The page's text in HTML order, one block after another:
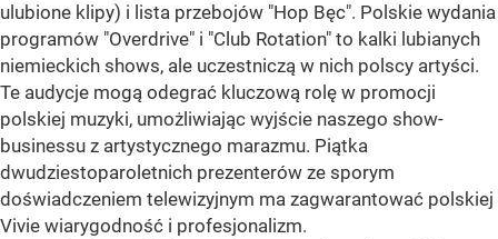
ulubione klipy) i lista przebojów "Hop Bęc". Polskie wydania
programów "Overdrive" i "Club Rotation" to kalki lubianych
niemieckich shows, ale uczestniczą w nich polscy artyści.
Te audycje mogą odegrać kluczową rolę w promocji
polskiej muzyki, umożliwiając wyjście naszego show-
businessu z artystycznego marazmu. Piątka
dwudziestoparoletnich prezenterów ze sporym
doświadczeniem telewizyjnym ma zagwarantować polskiej
Vivie wiarygodność i profesjonalizm.